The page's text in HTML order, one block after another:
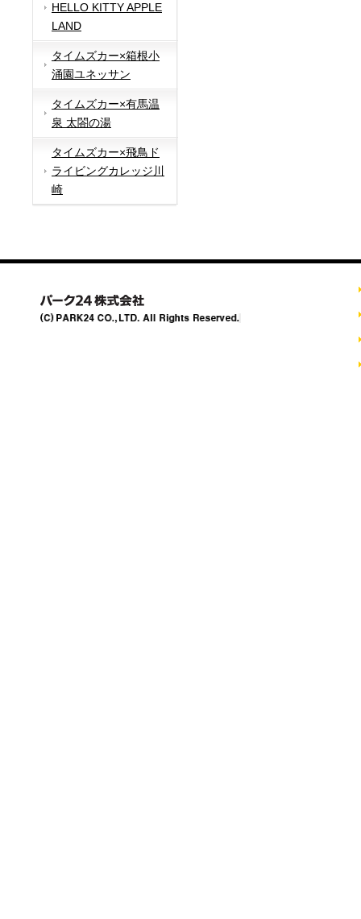
HELLO KITTY APPLE
LAND
タイムズカー×箱根小
涌園ユネッサン
タイムズカー×有馬温
泉 太閤の湯
タイムズカー×飛鳥ド
ライビングカレッジ川
崎